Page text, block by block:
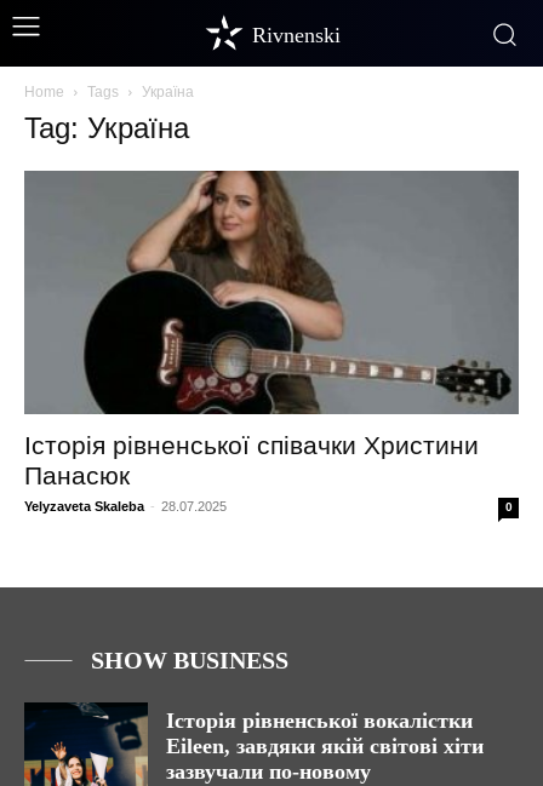
Rivnenski
Home Tags Україна
Tag: Україна
Історія рівненської співачки Христини
Панасюк
Yelyzaveta Skaleba - 28.07.2025 0
SHOW BUSINESS
Історія рівненської вокалістки
Eileen, завдяки якій світові хіти
зазвучали по-новому